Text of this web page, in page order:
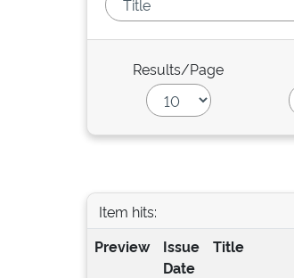
Results/Page
Item hits:
Preview
Issue
Date
Title